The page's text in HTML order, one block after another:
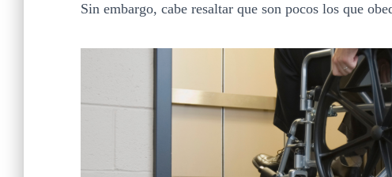
Sin embargo, cabe resaltar que son pocos los que